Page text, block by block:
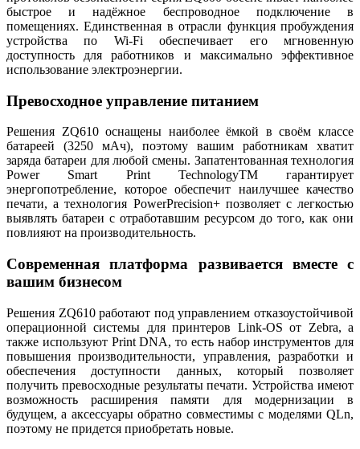
быстрое и надёжное беспроводное подключение в
помещениях. Единственная в отрасли функция пробуждения
устройства по Wi-Fi обеспечивает его мгновенную
доступность для работников и максимально эффективное
использование электроэнергии.
Превосходное управление питанием
Решения ZQ610 оснащены наиболее ёмкой в своём классе
батареей (3250 мАч), поэтому вашим работникам хватит
заряда батареи для любой смены. Запатентованная технология
Power Smart Print TechnologyTM гарантирует
энергопотребление, которое обеспечит наилучшее качество
печати, а технология PowerPrecision+ позволяет с легкостью
выявлять батареи с отработавшим ресурсом до того, как они
повлияют на производительность.
Современная платформа развивается вместе с
вашим бизнесом
Решения ZQ610 работают под управлением отказоустойчивой
операционной системы для принтеров Link-OS от Zebra, а
также используют Print DNA, то есть набор инструментов для
повышения производительности, управления, разработки и
обеспечения доступности данных, который позволяет
получить превосходные результаты печати. Устройства имеют
возможность расширения памяти для модернизации в
будущем, а аксессуары обратно совместимы с моделями QLn,
поэтому не придется приобретать новые.